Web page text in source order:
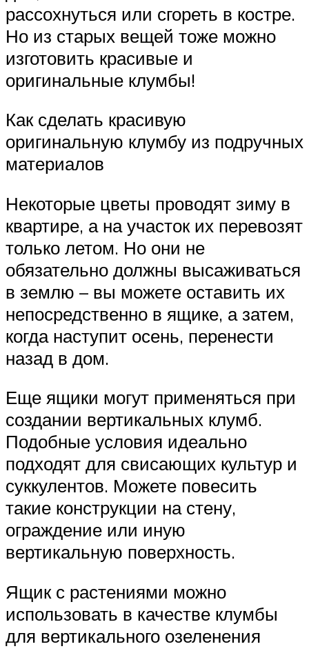
рассохнуться или сгореть в костре.
Но из старых вещей тоже можно
изготовить красивые и
оригинальные клумбы!
Как сделать красивую
оригинальную клумбу из подручных
материалов
Некоторые цветы проводят зиму в
квартире, а на участок их перевозят
только летом. Но они не
обязательно должны высаживаться
в землю – вы можете оставить их
непосредственно в ящике, а затем,
когда наступит осень, перенести
назад в дом.
Еще ящики могут применяться при
создании вертикальных клумб.
Подобные условия идеально
подходят для свисающих культур и
суккулентов. Можете повесить
такие конструкции на стену,
ограждение или иную
вертикальную поверхность.
Ящик с растениями можно
использовать в качестве клумбы
для вертикального озеленения